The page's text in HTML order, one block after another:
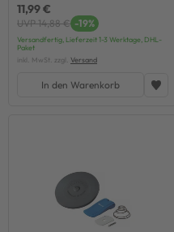
11,99 €
UVP 14,88 € -19%
Versandfertig, Lieferzeit 1-3 Werktage, DHL-
Paket
inkl. MwSt. zzgl. Versand
In den Warenkorb